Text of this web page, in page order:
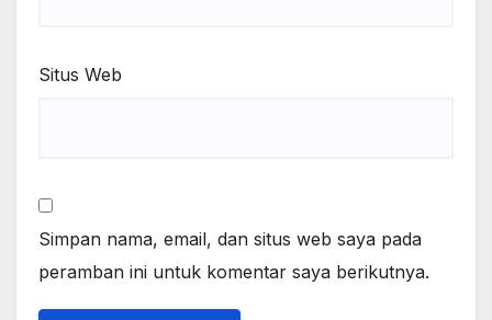
Situs Web
Simpan nama, email, dan situs web saya pada
peramban ini untuk komentar saya berikutnya.